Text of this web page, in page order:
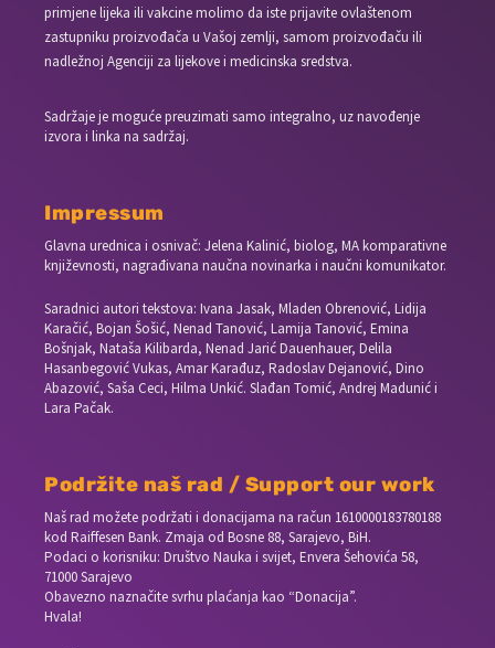
primjene lijeka ili vakcine molimo da iste prijavite ovlaštenom
zastupniku proizvođača u Vašoj zemlji, samom proizvođaču ili
nadležnoj Agenciji za lijekove i medicinska sredstva.
Sadržaje je moguće preuzimati samo integralno, uz navođenje
izvora i linka na sadržaj.
Impressum
Glavna urednica i osnivač: Jelena Kalinić, biolog, MA komparativne
književnosti, nagrađivana naučna novinarka i naučni komunikator.
Saradnici autori tekstova: Ivana Jasak, Mladen Obrenović, Lidija
Karačić, Bojan Šošić, Nenad Tanović, Lamija Tanović, Emina
Bošnjak, Nataša Kilibarda, Nenad Jarić Dauenhauer, Delila
Hasanbegović Vukas, Amar Karađuz, Radoslav Dejanović, Dino
Abazović, Saša Ceci, Hilma Unkić. Slađan Tomić, Andrej Madunić i
Lara Pačak.
Podržite naš rad / Support our work
Naš rad možete podržati i donacijama na račun 1610000183780188
kod Raiffesen Bank. Zmaja od Bosne 88, Sarajevo, BiH.
Podaci o korisniku: Društvo Nauka i svijet, Envera Šehovića 58,
71000 Sarajevo
Obavezno naznačite svrhu plaćanja kao “Donacija”.
Hvala!